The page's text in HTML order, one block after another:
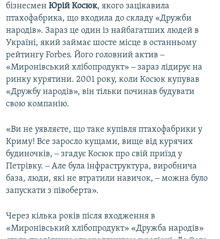
бізнесмен Юрій Косюк, якого зацікавила
птахофабрика, що входила до складу «Дружби
народів». Зараз це один із найбагатших людей в
Україні, який займає шосте місце в останньому
рейтингу Forbes. Його головний актив ‒
«Миронівський хлібопродукт» ‒ зараз лідирує на
ринку курятини. 2001 року, коли Косюк купував
«Дружбу народів», він тільки починав будувати
свою компанію.
«Ви не уявляєте, що таке купівля птахофабрики у
Криму! Все заросло кущами, вище від курячих
будиночків, ‒ згадує Косюк про свій приїзд у
Петрівку. ‒ Але була інфраструктура, виробнича
база, люди, які не втратили навичок, ‒ можна було
запускати з півоберта».
Через кілька років після входження в
«Миронівський хлібопродукт» «Дружба народів»